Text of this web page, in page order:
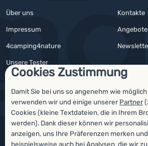
Cookies Zustimmung
Damit Sie bei uns so angenehm wie
verwenden wir und einige unserer Partner
Cookies (kleine Textdateien, die in Ihrem
werden). Dank dieser können wir
anzeigen, uns Ihre Präferenzen merken
beispielsweise auch bei Analysen, die wir
Über uns
Impressum
4camping4nature
Unsere Tester
Kontakte
Auszeichnungen